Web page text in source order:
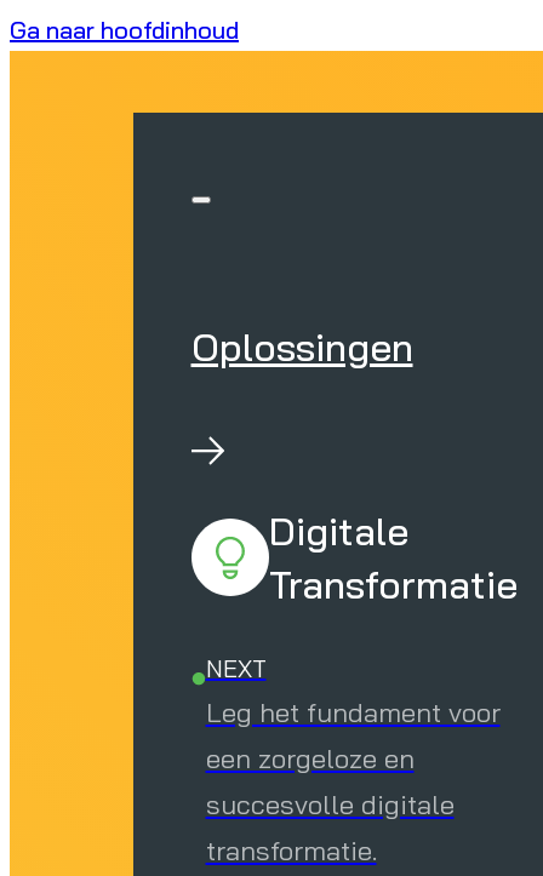
Ga naar hoofdinhoud
Oplossingen
Digitale
Transformatie
NEXT
Leg het fundament voor
een zorgeloze en
succesvolle digitale
transformatie.